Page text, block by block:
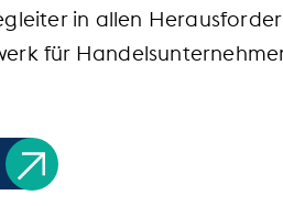
in allen
für